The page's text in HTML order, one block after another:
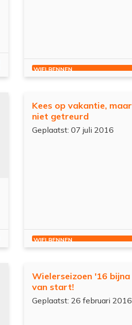
WIELRENNEN
Kees op vakantie, maar
niet getreurd
Geplaatst: 07 juli 2016
WIELRENNEN
Wielerseizoen '16 bijna
van start!
Geplaatst: 26 februari 2016